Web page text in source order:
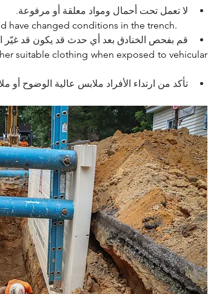
لا تعمل تحت أحمال ومواد معلقة أو مرفوعة.
have changed conditions in the trench.
قم بفحص الخنادق بعد أي حدث قد يكون قد غيّر
suitable clothing when exposed to vehicular
تأكد من ارتداء الأفراد ملابس عالية الوضوح